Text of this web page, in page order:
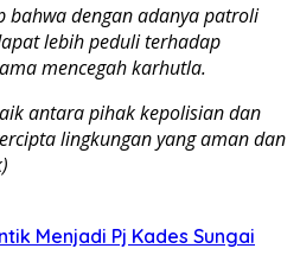
bahwa dengan adanya patroli
lebih peduli terhadap
mencegah karhutla.
antara pihak kepolisian dan
lingkungan yang aman dan
Menjadi Pj Kades Sungai